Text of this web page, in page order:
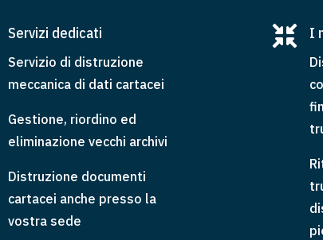
Servizi dedicati
Servizio di distruzione
meccanica di dati cartacei
Gestione, riordino ed
eliminazione vecchi archivi
Distruzione documenti
cartacei anche presso la
vostra sede
 I